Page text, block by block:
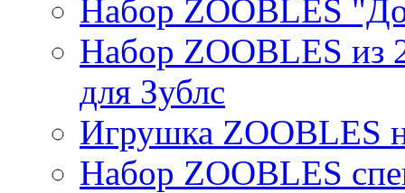
Набор ZOOBLES
Набор ZOOBLES из
для Зублс
Игрушка ZOOBLES
Набор ZOOBLES